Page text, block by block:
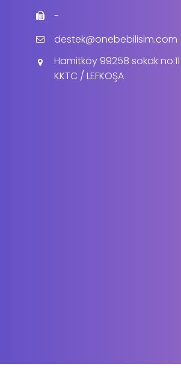
-
destek@onebebilisim.com
Hamitköy 99258 sokak no:11
KKTC / LEFKOŞA